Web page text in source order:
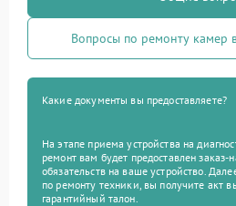
Вопросы по ремонту камер
Какие документы вы предоставляете?
На этапе приема устройства на
ремонт вам будет предоставлен заказ-
обязательств на ваше устройство.
по ремонту техники, вы получите акт
гарантийный талон.